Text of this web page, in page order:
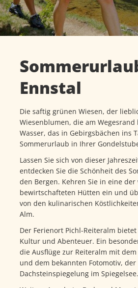
Ennstal
Die saftig grünen Wiesen, der
Wiesenblumen, die am
Wasser, das in Gebirgsbächen ins
Sommerurlaub in Ihrer
Lassen Sie sich von dieser
entdecken Sie die Schönheit des
den Bergen. Kehren Sie in eine der
bewirtschafteten Hütten ein und
von den kulinarischen
Alm.
Der Ferienort Pichl-Reiteralm
Kultur und Abenteuer. Ein
die Ausflüge zur Reiteralm mit
und dem bekannten Fotomotiv, der
Dachsteinspiegelung im Spiegelsee.